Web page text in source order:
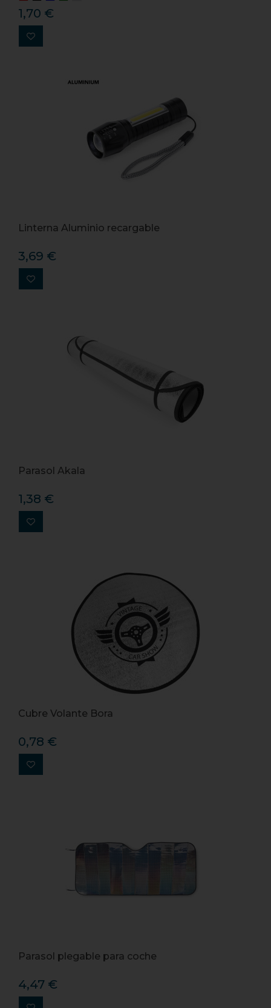
1,70 €
Linterna Aluminio recargable
3,69 €
Parasol Akala
1,38 €
Cubre Volante Bora
0,78 €
Parasol plegable para coche
4,47 €